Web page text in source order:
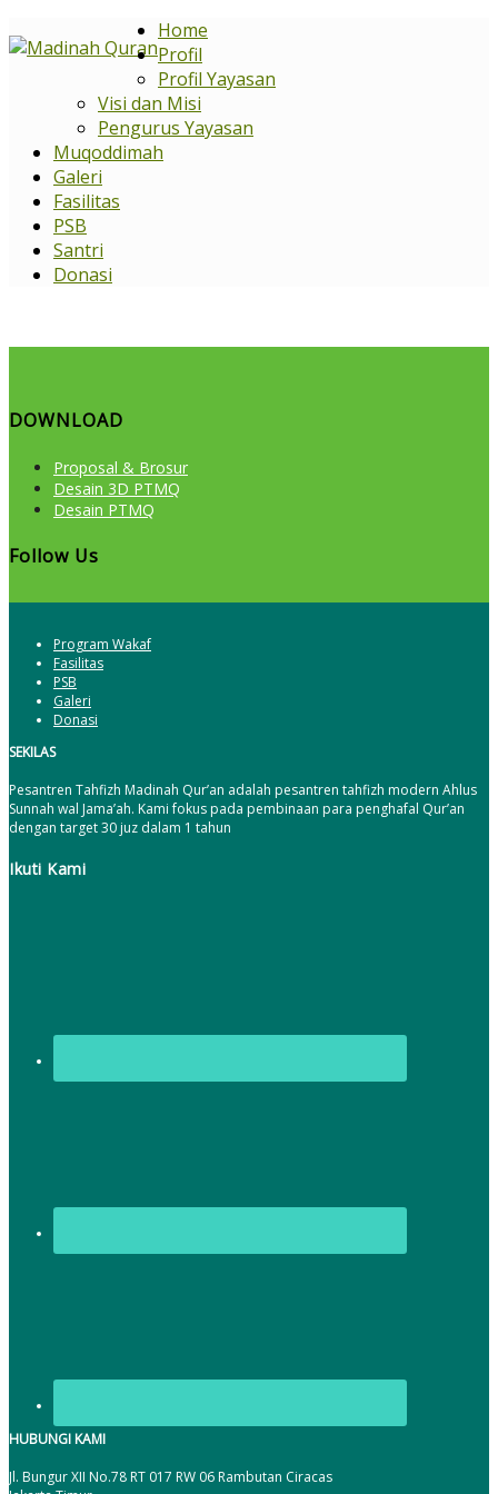
Home
Profil
Profil Yayasan
Visi dan Misi
Pengurus Yayasan
Muqoddimah
Galeri
Fasilitas
PSB
Santri
Donasi
DOWNLOAD
Proposal & Brosur
Desain 3D PTMQ
Desain PTMQ
Follow Us
Program Wakaf
Fasilitas
PSB
Galeri
Donasi
SEKILAS
Pesantren Tahfizh Madinah Qur’an adalah pesantren tahfizh modern Ahlus
Sunnah wal Jama’ah. Kami fokus pada pembinaan para penghafal Qur’an
dengan target 30 juz dalam 1 tahun
Ikuti Kami
HUBUNGI KAMI
Jl. Bungur XII No.78 RT 017 RW 06 Rambutan Ciracas